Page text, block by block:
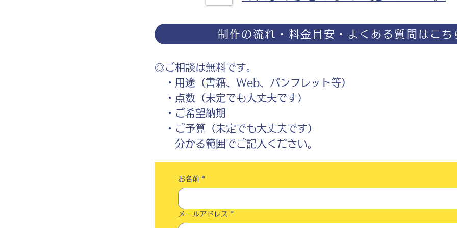
制作の流れ・料金目安・よくある質問はこち
◎ご相談は無料です。
・用途（書籍、Web、パンフレット等）
・点数（未定でも大丈夫です）
・ご希望納期
・ご予算（未定でも大丈夫です）
分かる範囲でご記入ください。
お名前 *
メールアドレス *